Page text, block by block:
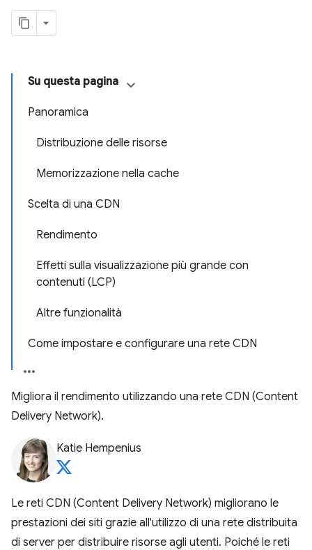
Su questa pagina
Panoramica
Distribuzione delle risorse
Memorizzazione nella cache
Scelta di una CDN
Rendimento
Effetti sulla visualizzazione più grande con
contenuti (LCP)
Altre funzionalità
Come impostare e configurare una rete CDN
Migliora il rendimento utilizzando una rete CDN (Content
Delivery Network).
Katie Hempenius
Le reti CDN (Content Delivery Network) migliorano le
prestazioni dei siti grazie all'utilizzo di una rete distribuita
di server per distribuire risorse agli utenti. Poiché le reti